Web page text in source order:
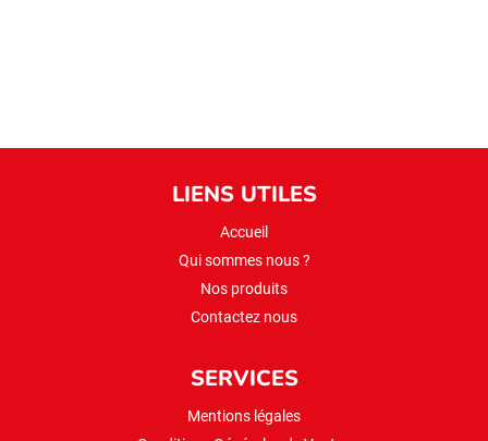
LIENS UTILES
Accueil
Qui sommes nous ?
Nos produits
Contactez nous
SERVICES
Mentions légales